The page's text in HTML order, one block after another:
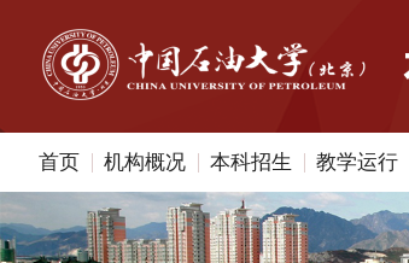
首页 机构概况 本科招生 教学运行